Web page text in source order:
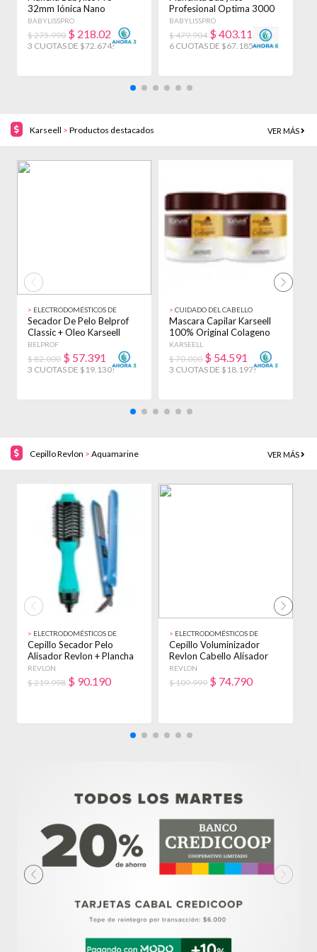
32mm Iónica Nano
Titanium 4091 Celeste
Celeste
BABYLISSPRO
$ 275.990 $ 218.023
3 CUOTAS DE $72.674!
Profesional Optima 3000
Bivoltaje 120-240
Plateado
BABYLISSPRO
$ 479.904 $ 403.110
6 CUOTAS DE $67.185!
Karseell > Productos destacados VER MÁS
> ELECTRODOMÉSTICOS DE
BELLEZA
Secador De Pelo Belprof
Classic + Oleo Karseell
Argan 50ml Negro
BELPROF
$ 82.000 $ 57.391
3 CUOTAS DE $19.130!
> CUIDADO DEL CABELLO
Mascara Capilar Karseell
100% Original Colageno
X2 Unidades
KARSEELL
$ 70.000 $ 54.591
3 CUOTAS DE $18.197!
Cepillo Revlon > Aquamarine VER MÁS
> ELECTRODOMÉSTICOS DE
BELLEZA
Cepillo Secador Pelo
Alisador Revlon + Plancha
Allure 1020 Aquamarine
REVLON
$ 219.998 $ 90.190
> ELECTRODOMÉSTICOS DE
BELLEZA
Cepillo Voluminizador
Revlon Cabello Alisador
Anti Frizz Verde Agua
REVLON
$ 109.999 $ 74.790